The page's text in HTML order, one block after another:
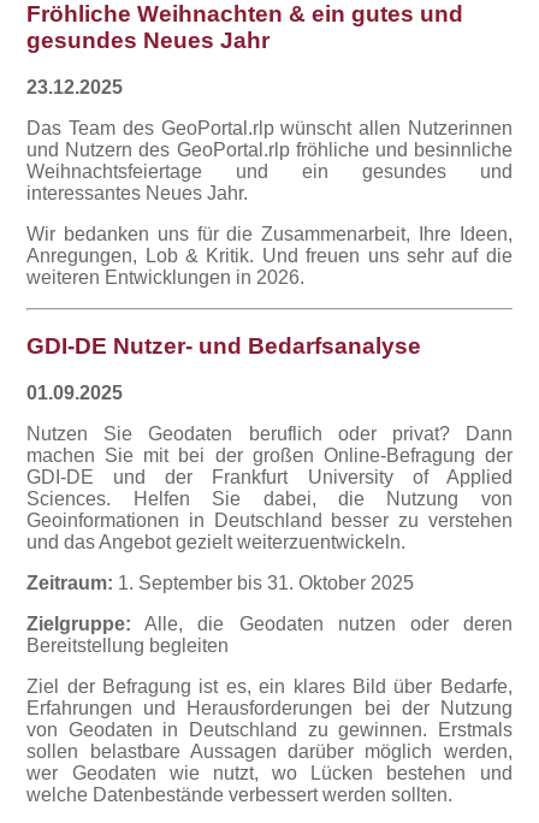
Fröhliche Weihnachten & ein gutes und
gesundes Neues Jahr
23.12.2025
Das Team des GeoPortal.rlp wünscht allen Nutzerinnen
und Nutzern des GeoPortal.rlp fröhliche und besinnliche
Weihnachtsfeiertage und ein gesundes und
interessantes Neues Jahr.
Wir bedanken uns für die Zusammenarbeit, Ihre Ideen,
Anregungen, Lob & Kritik. Und freuen uns sehr auf die
weiteren Entwicklungen in 2026.
GDI-DE Nutzer- und Bedarfsanalyse
01.09.2025
Nutzen Sie Geodaten beruflich oder privat? Dann
machen Sie mit bei der großen Online-Befragung der
GDI-DE und der Frankfurt University of Applied
Sciences. Helfen Sie dabei, die Nutzung von
Geoinformationen in Deutschland besser zu verstehen
und das Angebot gezielt weiterzuentwickeln.
Zeitraum: 1. September bis 31. Oktober 2025
Zielgruppe: Alle, die Geodaten nutzen oder deren
Bereitstellung begleiten
Ziel der Befragung ist es, ein klares Bild über Bedarfe,
Erfahrungen und Herausforderungen bei der Nutzung
von Geodaten in Deutschland zu gewinnen. Erstmals
sollen belastbare Aussagen darüber möglich werden,
wer Geodaten wie nutzt, wo Lücken bestehen und
welche Datenbestände verbessert werden sollten.